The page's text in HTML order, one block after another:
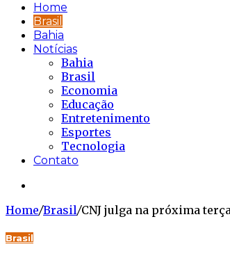
Home
Brasil
Bahia
Notícias
Bahia
Brasil
Economia
Educação
Entretenimento
Esportes
Tecnologia
Contato
Home/Brasil/CNJ julga na próxima
Brasil